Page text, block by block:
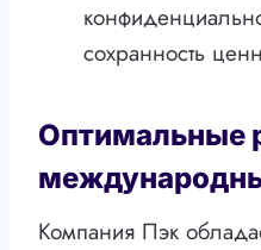
сохранность
Оптимальные
Компания Пэк